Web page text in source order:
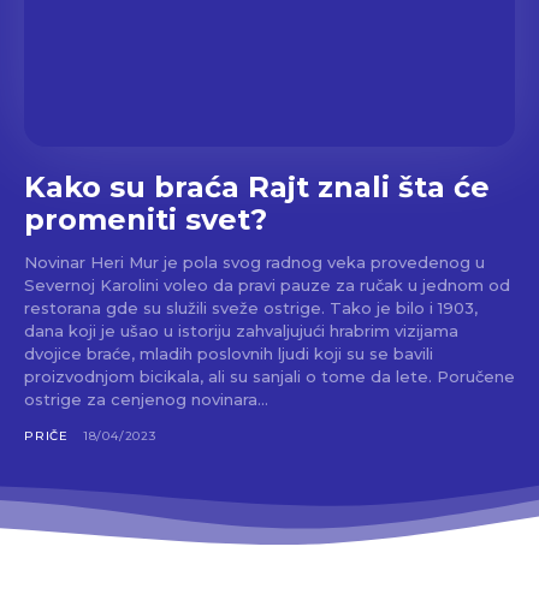
Kako su braća Rajt znali šta će
promeniti svet?
Novinar Heri Mur je pola svog radnog veka provedenog u
Severnoj Karolini voleo da pravi pauze za ručak u jednom od
restorana gde su služili sveže ostrige. Tako je bilo i 1903,
dana koji je ušao u istoriju zahvaljujući hrabrim vizijama
dvojice braće, mladih poslovnih ljudi koji su se bavili
proizvodnjom bicikala, ali su sanjali o tome da lete. Poručene
ostrige za cenjenog novinara...
PRIČE 18/04/2023